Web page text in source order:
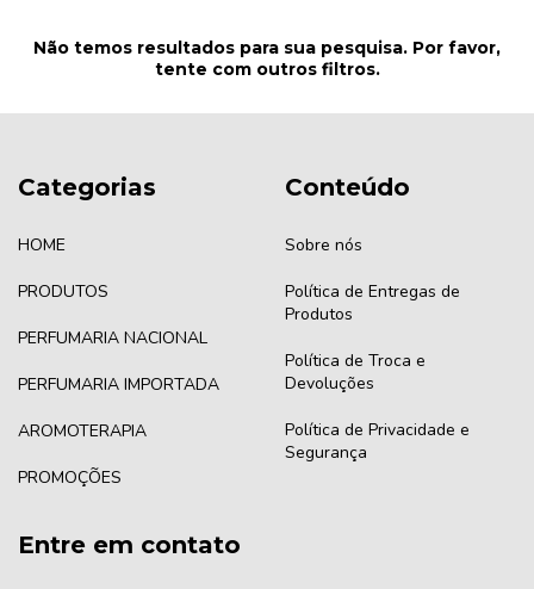
Não temos resultados para sua pesquisa. Por favor,
tente com outros filtros.
Categorias
HOME
PRODUTOS
PERFUMARIA NACIONAL
PERFUMARIA IMPORTADA
AROMOTERAPIA
PROMOÇÕES
Conteúdo
Sobre nós
Política de Entregas de
Produtos
Política de Troca e
Devoluções
Política de Privacidade e
Segurança
Entre em contato